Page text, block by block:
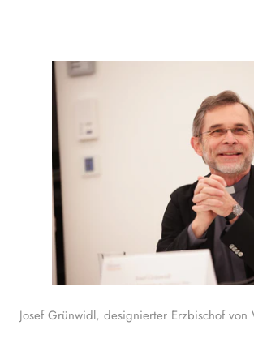
Josef Grünwidl, designierter Erzbischof von